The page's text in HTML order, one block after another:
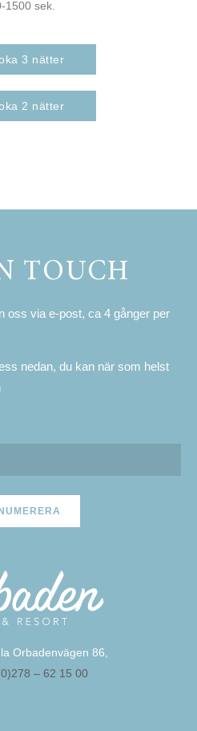
1500 sek.
3 nätter
2 nätter
TOUCH
oss via e-post, ca 4 gånger per
nedan, du kan när som helst
Orbadenvägen 86,
– 62 15 00